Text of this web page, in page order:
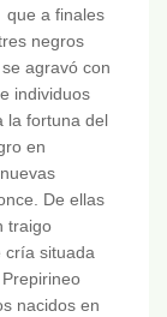
que a finales
negros
agravó con
individuos
la fortuna del
en
De ellas
traigo
cría situada
nacidos en